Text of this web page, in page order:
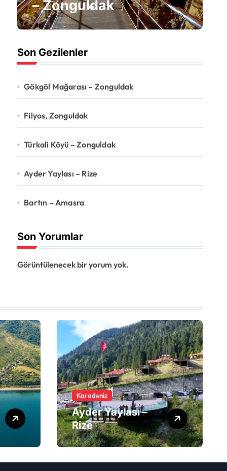
– Zonguldak
Son Gezilenler
Gökgöl Mağarası – Zonguldak
Filyos, Zonguldak
Türkali Köyü – Zonguldak
Ayder Yaylası – Rize
Bartın – Amasra
Son Yorumlar
Görüntülenecek bir yorum yok.
Karadeniz
Ayder Yaylası –
Rize